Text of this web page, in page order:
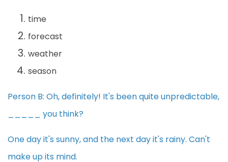
time
forecast
weather
season
Person B: Oh, definitely! It's been quite unpredictable,
_____ you think?
One day it's sunny, and the next day it's rainy. Can't
make up its mind.